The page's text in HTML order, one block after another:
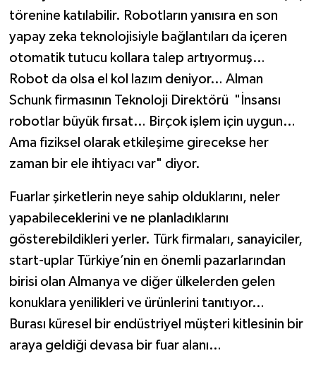
törenine katılabilir. Robotların yanısıra en son
yapay zeka teknolojisiyle bağlantıları da içeren
otomatik tutucu kollara talep artıyormuş…
Robot da olsa el kol lazım deniyor… Alman
Schunk firmasının Teknoloji Direktörü "İnsansı
robotlar büyük fırsat… Birçok işlem için uygun…
Ama fiziksel olarak etkileşime girecekse her
zaman bir ele ihtiyacı var" diyor.
Fuarlar şirketlerin neye sahip olduklarını, neler
yapabileceklerini ve ne planladıklarını
gösterebildikleri yerler. Türk firmaları, sanayiciler,
start-uplar Türkiye’nin en önemli pazarlarından
birisi olan Almanya ve diğer ülkelerden gelen
konuklara yenilikleri ve ürünlerini tanıtıyor…
Burası küresel bir endüstriyel müşteri kitlesinin bir
araya geldiği devasa bir fuar alanı…